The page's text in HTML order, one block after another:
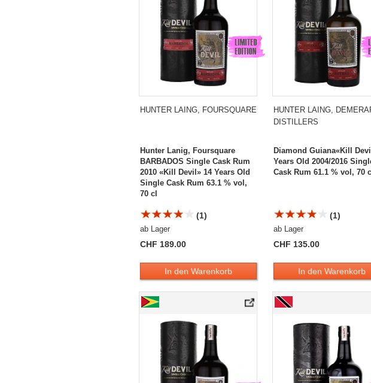
HUNTER LAING, FOURSQUARE
Hunter Lanig, Foursquare
BARBADOS Single Cask Rum
2010 «Kill Devil» 14 Years Old
Single Cask Rum 63.1 % vol,
70 cl
(1)
ab Lager
CHF 189.00
In den Warenkorb
HUNTER LAING,
DISTILLERS
Diamond Guiana«Kill
Years Old 2004/2016
Cask Rum 61.1 % vol, 70 cl
(1)
ab Lager
CHF 135.00
In den Warenkorb